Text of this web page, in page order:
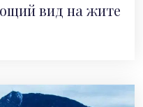
вид на жите